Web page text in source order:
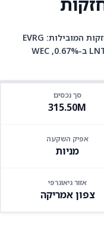
TPLC היא קרן סל עם 269 אחזקות. בין האחזקות המובילות: EVRG
ב-0.70%, PANW ב-0.69%, AFL ב-0.68%, LNT ב-0.67%, WEC
סך נכסים
315.50M
אפיק השקעה
מניות
אזור גיאוגרפי
צפון אמריקה